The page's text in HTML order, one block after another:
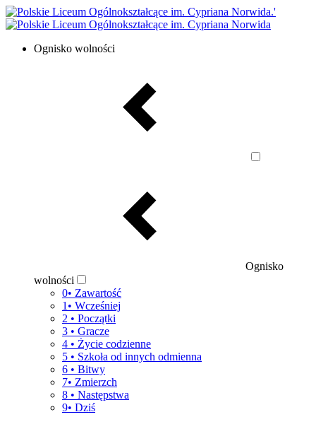
Ognisko wolności
Ognisko
wolności
0• Zawartość
1• Wcześniej
2 • Początki
3 • Gracze
4 • Życie codzienne
5 • Szkoła od innych odmienna
6 • Bitwy
7• Zmierzch
8 • Następstwa
9• Dziś